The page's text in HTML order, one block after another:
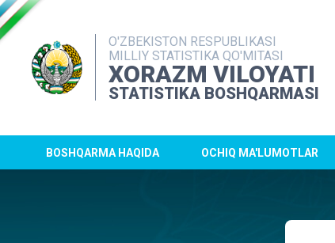
O'ZBEKISTON RESPUBLIKASI
MILLIY STATISTIKA QO'MITASI
XORAZM VILOYATI
STATISTIKA BOSHQARMASI
BOSHQARMA HAQIDA OCHIQ MA'LUMOTLAR